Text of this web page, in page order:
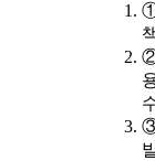
①
②
③